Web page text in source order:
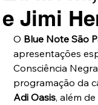
e Jimi
O Blue Note São
apresentações
Consciência
programação da
Adi Oasis, além